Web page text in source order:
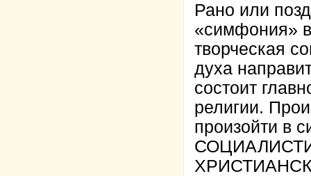
Рано или
«симфония»
творческая
духа
состоит
религии.
произойти в